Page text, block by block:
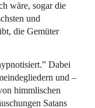
wäre, sogar die
und
die Gemüter
Dabei
und –
himmlischen
Satans